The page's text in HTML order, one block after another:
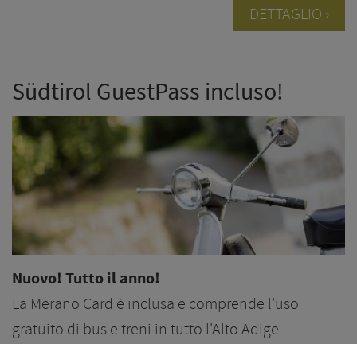
DETTAGLIO
Südtirol GuestPass incluso!
Nuovo! Tutto il anno!
La Merano Card è inclusa e comprende l'uso
gratuito di bus e treni in tutto l'Alto Adige.